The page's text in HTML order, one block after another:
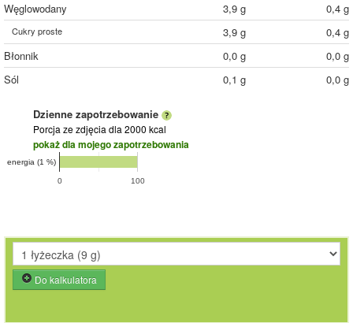
Węglowodany
3,9 g 0,4 g
Cukry proste 3,9 g
0,4 g
Błonnik
0,0 g
0,0 g
Sól
0,1 g 0,0 g
Dzienne zapotrzebowanie
Porcja ze zdjęcia dla 2000 kcal
pokaż dla mojego zapotrzebowania
0 100
energia (1 %)
Do kalkulatora